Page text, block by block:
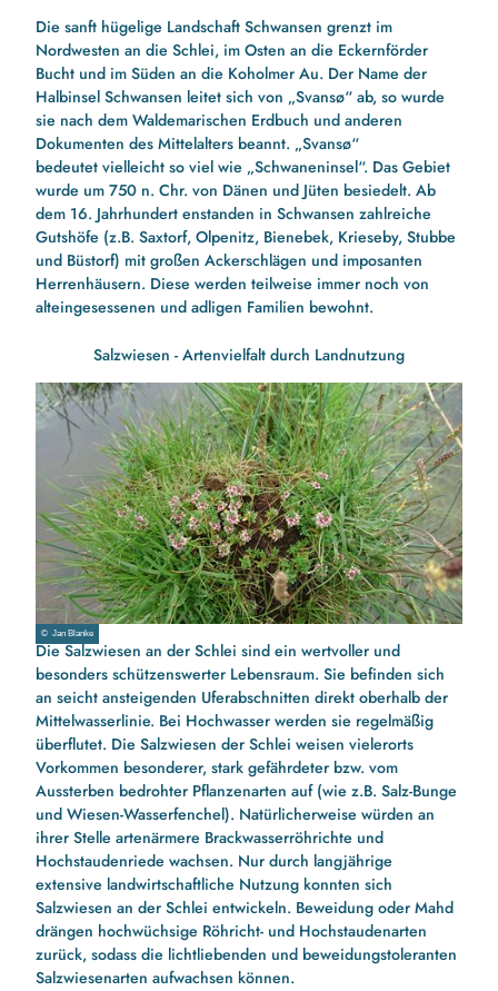
Die sanft hügelige Landschaft Schwansen grenzt im
Nordwesten an die Schlei, im Osten an die Eckernförder
Bucht und im Süden an die Koholmer Au. Der Name der
Halbinsel Schwansen leitet sich von „Svansø“ ab, so wurde
sie nach dem Waldemarischen Erdbuch und anderen
Dokumenten des Mittelalters beannt. „Svansø“
bedeutet vielleicht so viel wie „Schwaneninsel“. Das Gebiet
wurde um 750 n. Chr. von Dänen und Jüten besiedelt. Ab
dem 16. Jahrhundert enstanden in Schwansen zahlreiche
Gutshöfe (z.B. Saxtorf, Olpenitz, Bienebek, Krieseby, Stubbe
und Büstorf) mit großen Ackerschlägen und imposanten
Herrenhäusern. Diese werden teilweise immer noch von
alteingesessenen und adligen Familien bewohnt.
Salzwiesen - Artenvielfalt durch Landnutzung
© Jan Blanke
Die Salzwiesen an der Schlei sind ein wertvoller und
besonders schützenswerter Lebensraum. Sie befinden sich
an seicht ansteigenden Uferabschnitten direkt oberhalb der
Mittelwasserlinie. Bei Hochwasser werden sie regelmäßig
überflutet. Die Salzwiesen der Schlei weisen vielerorts
Vorkommen besonderer, stark gefährdeter bzw. vom
Aussterben bedrohter Pflanzenarten auf (wie z.B. Salz-Bunge
und Wiesen-Wasserfenchel). Natürlicherweise würden an
ihrer Stelle artenärmere Brackwasserröhrichte und
Hochstaudenriede wachsen. Nur durch langjährige
extensive landwirtschaftliche Nutzung konnten sich
Salzwiesen an der Schlei entwickeln. Beweidung oder Mahd
drängen hochwüchsige Röhricht- und Hochstaudenarten
zurück, sodass die lichtliebenden und beweidungstoleranten
Salzwiesenarten aufwachsen können.